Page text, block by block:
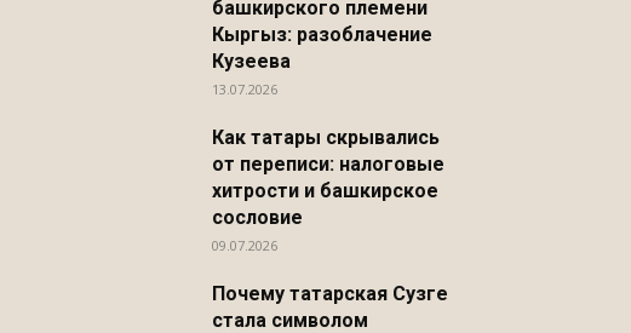
башкирского племени
Кыргыз: разоблачение
Кузеева
13.07.2026
Как татары скрывались
от переписи: налоговые
хитрости и башкирское
сословие
09.07.2026
Почему татарская Сузге
стала символом